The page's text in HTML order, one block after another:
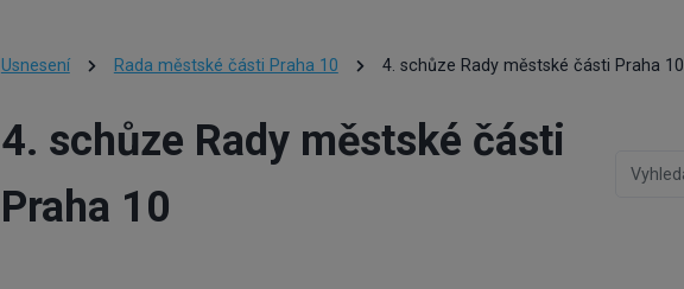
Usnesení Rada městské části Praha 10 4. schůze Rady městské části Praha 10
4. schůze Rady městské části
Praha 10